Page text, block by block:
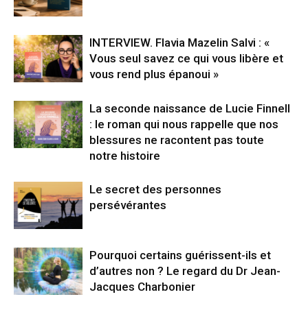
INTERVIEW. Flavia Mazelin Salvi : «
Vous seul savez ce qui vous libère et
vous rend plus épanoui »
La seconde naissance de Lucie Finnell
: le roman qui nous rappelle que nos
blessures ne racontent pas toute
notre histoire
Le secret des personnes
persévérantes
Pourquoi certains guérissent-ils et
d’autres non ? Le regard du Dr Jean-
Jacques Charbonier